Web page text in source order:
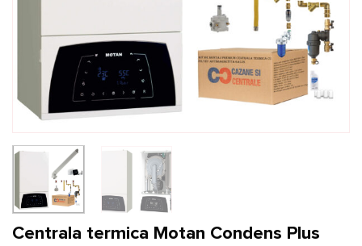
Centrala termica Motan Condens Plus